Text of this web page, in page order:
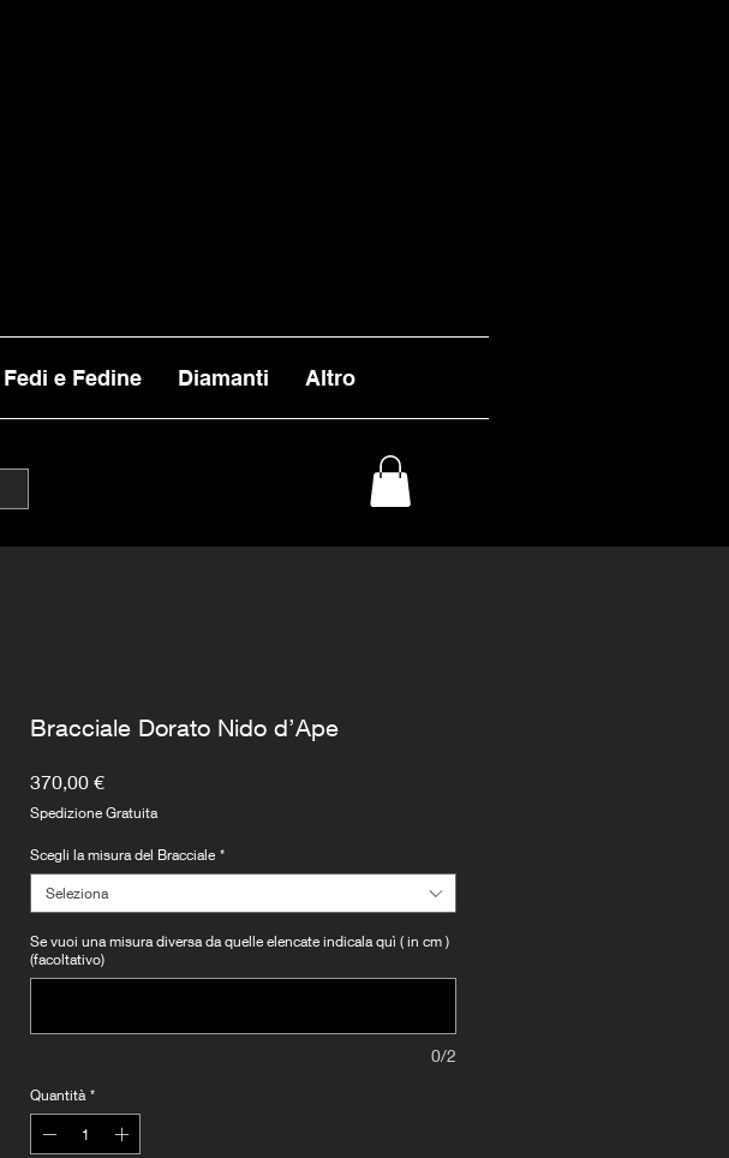
Fedi e Fedine Diamanti Altro
Bracciale Dorato Nido d’Ape
370,00 €Prezzo
Spedizione Gratuita
Scegli la misura del Bracciale *
Seleziona
Se vuoi una misura diversa da quelle elencate indicala quì ( in cm )
(facoltativo)
0/2
Quantità *